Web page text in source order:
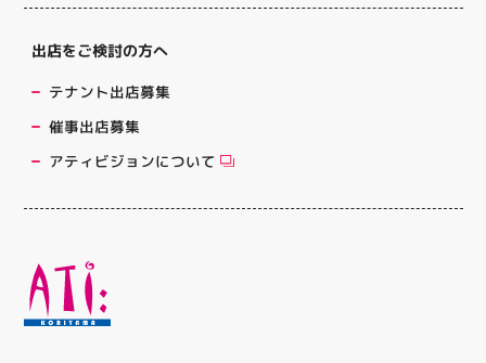
出店をご検討の方へ
テナント出店募集
催事出店募集
アティビジョンについて